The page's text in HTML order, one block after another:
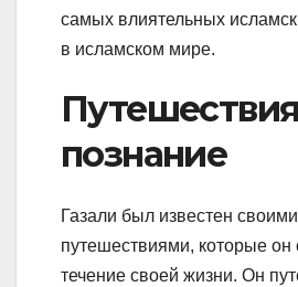
самых влиятельных
в исламском мире.
познание
Газали был известен своими
путешествиями, которые
течение своей жизни. Он